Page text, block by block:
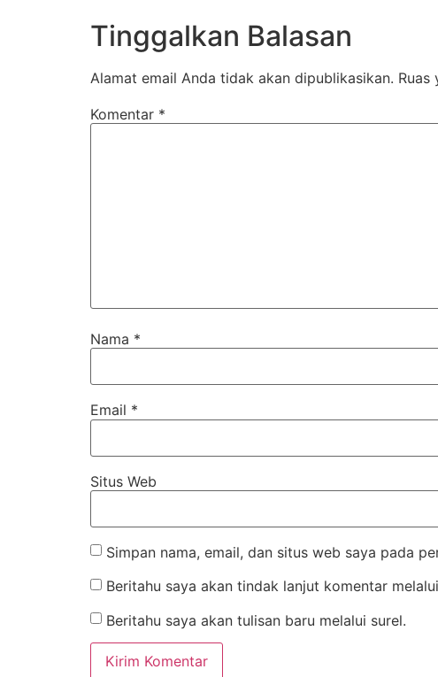
Tinggalkan Balasan
Alamat email Anda tidak akan dipublikasikan. Ruas
Komentar *
Nama *
Email *
Situs Web
Simpan nama, email, dan situs web saya pada
Beritahu saya akan tindak lanjut komentar
Beritahu saya akan tulisan baru melalui surel.